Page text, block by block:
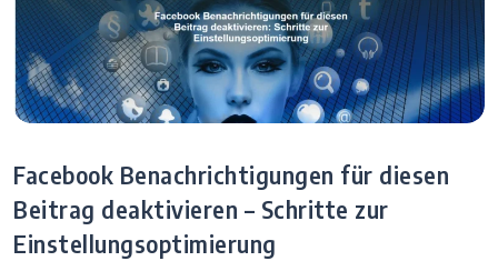
Facebook Benachrichtigungen für diesen
Beitrag deaktivieren – Schritte zur
Einstellungsoptimierung